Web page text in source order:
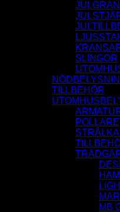
SLINGOR
TILLBEHÖR
POLLARE
MB